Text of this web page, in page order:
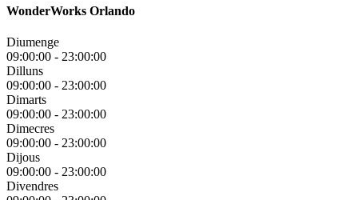
WonderWorks Orlando
Diumenge
09:00:00 - 23:00:00
Dilluns
09:00:00 - 23:00:00
Dimarts
09:00:00 - 23:00:00
Dimecres
09:00:00 - 23:00:00
Dijous
09:00:00 - 23:00:00
Divendres